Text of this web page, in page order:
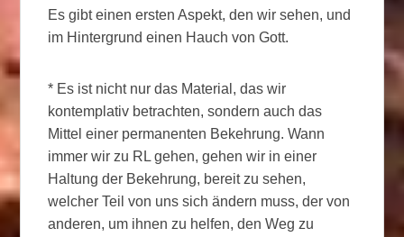
Es gibt einen ersten Aspekt, den wir sehen, und
im Hintergrund einen Hauch von Gott.
* Es ist nicht nur das Material, das wir
kontemplativ betrachten, sondern auch das
Mittel einer permanenten Bekehrung. Wann
immer wir zu RL gehen, gehen wir in einer
Haltung der Bekehrung, bereit zu sehen,
welcher Teil von uns sich ändern muss, der von
anderen, um ihnen zu helfen, den Weg zu